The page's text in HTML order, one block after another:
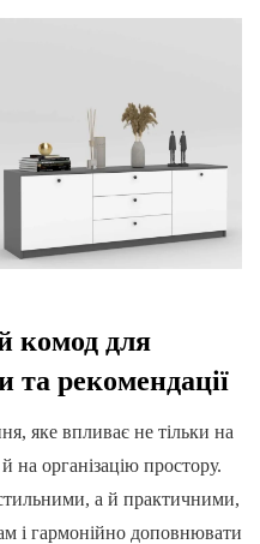
комод для
та рекомендації
яке впливає не тільки на
на організацію простору.
а й практичними,
і гармонійно доповнювати